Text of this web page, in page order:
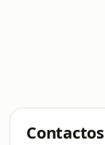
Contactos